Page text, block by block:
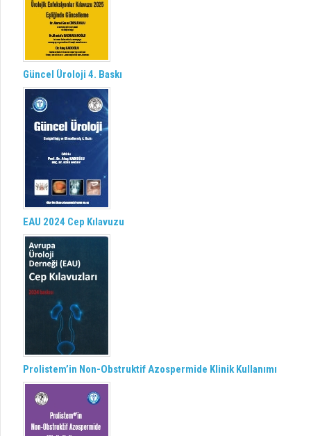
Güncel Üroloji 4. Baskı
EAU 2024 Cep Kılavuzu
Prolistem’in Non-Obstruktif Azospermide Klinik Kullanımı